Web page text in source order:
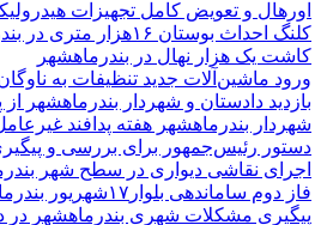
اورهال و تعویض کامل تجهیزات
کلنگ احداث بوستان ۱۶هزار متری در بندرماهشهر به زمین زده شد
کاشت یک هزار نهال در بندرماهشهر
ورود ماشین‌آلات جدید تنظیفات به
بازدید دادستان و شهردار بندرماهشهر
شهردار بندرماهشهر هفته پدافند
دستور رئیس‌جمهور برای بررسی و
اجرای نقاشی دیواری در سطح شهر
فاز دوم ساماندهی بلوار۱۷شهریور بندرماهشهر آغاز شد/فاز اول به پیشرفت ۵۰درصد رسی
پیگیری مشکلات شهری بندرماهشهر در